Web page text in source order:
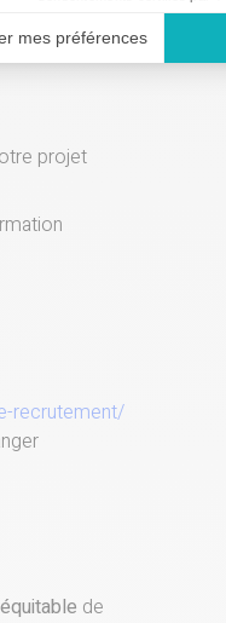
projet
recrutement/
de